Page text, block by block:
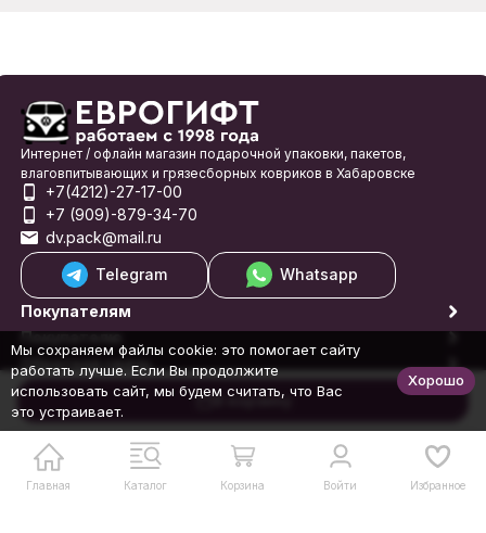
В корзину
Главная Каталог Корзина Войти Избранное
Интернет / офлайн магазин подарочной упаковки, пакетов,
влаговпитывающих и грязесборных ковриков в Хабаровске
+7(4212)-27-17-00
+7 (909)-879-34-70
dv.pack@mail.ru
Telegram
Whatsapp
Покупателям
Покупателю
Обратная связь
© 1998-2026 Еврогифт
Мы сохраняем файлы cookie: это помогает сайту
работать лучше. Если Вы продолжите
использовать сайт, мы будем считать, что Вас
это устраивает.
Хорошо